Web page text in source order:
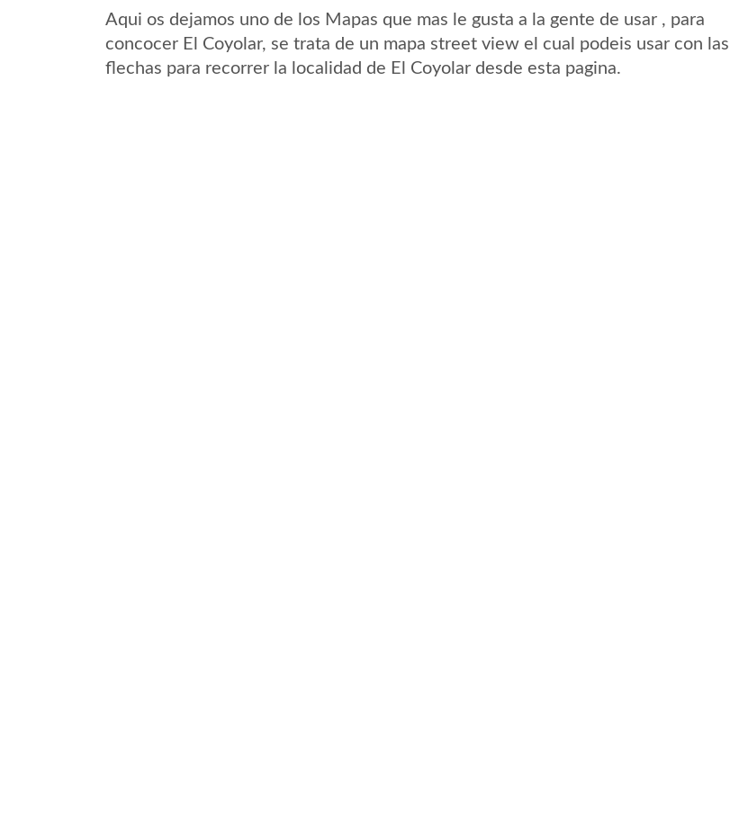
Aqui os dejamos uno de los Mapas que mas le gusta a la gente de usar , para
concocer El Coyolar, se trata de un mapa street view el cual podeis usar con las
flechas para recorrer la localidad de El Coyolar desde esta pagina.